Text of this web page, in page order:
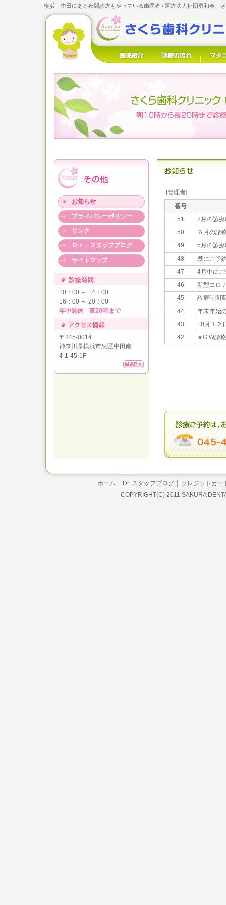
横浜 中田にある夜間診療もやっている歯医者 / 医療法人社団勇和会
お知らせ
プライバシーポリシー
リンク
Ｄｒ．スタッフブログ
サイトマップ
10：00 ～ 14：00
16：00 ～ 20：00
年中無休 夜20時まで
〒245-0014
神奈川県横浜市泉区中田南
4-1-45-1F
[管理者]
番号
51
7月の診
50
６月の診
49
5月の診
48
既にご予
47
4月中に
46
新型コロ
45
診療時間
44
年末年始
43
10月１２
42
★G.W診
ホーム Dr. スタッフブログ
クレジットカー
COPYRIGHT(C) 2011 SAKURA